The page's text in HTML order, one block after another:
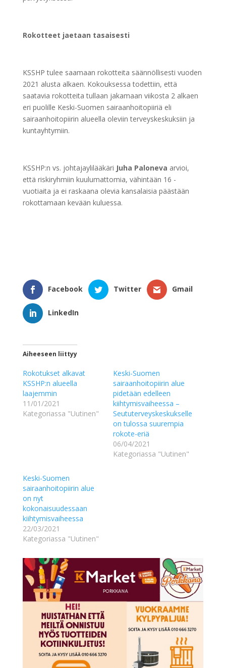
Rokotteet jaetaan tasaisesti
KSSHP tulee saamaan rokotteita säännöllisesti vuoden
2021 alusta alkaen. Kokouksessa todettiin, että
saatavia rokotteita tullaan jakamaan viikosta 2 alkaen
eri puolille Keski-Suomen sairaanhoitopiiriä eli
sairaanhoitopiirin alueella oleviin terveyskeskuksiin ja
kuntayhtymiin.
KSSHP:n vs. johtajaylilääkäri Juha Paloneva arvioi,
että riskiryhmiin kuulumattomia, vähintään 16 -
vuotiaita ja ei raskaana olevia kansalaisia päästään
rokottamaan kevään kuluessa.
Facebook Twitter Gmail
LinkedIn
Aiheeseen liittyy
Rokotukset alkavat
KSSHP:n alueella
laajemmin
11/01/2021
Kategoriassa "Uutinen"
Keski-Suomen
sairaanhoitopiirin alue
pidetään edelleen
kiihtymisvaiheessa –
Seututerveyskeskukselle
on tulossa suurempia
rokote-eriä
06/04/2021
Kategoriassa "Uutinen"
Keski-Suomen
sairaanhoitopiirin alue
on nyt
kokonaisuudessaan
kiihtymisvaiheessa
22/03/2021
Kategoriassa "Uutinen"